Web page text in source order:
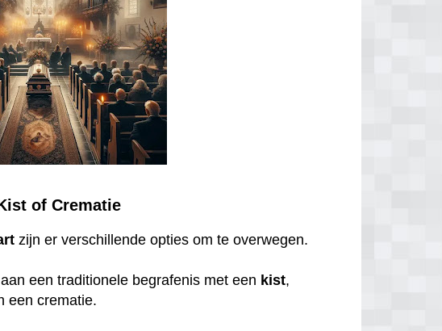
of Crematie
zijn er verschillende opties om te overwegen.
een traditionele begrafenis met een kist,
een crematie.